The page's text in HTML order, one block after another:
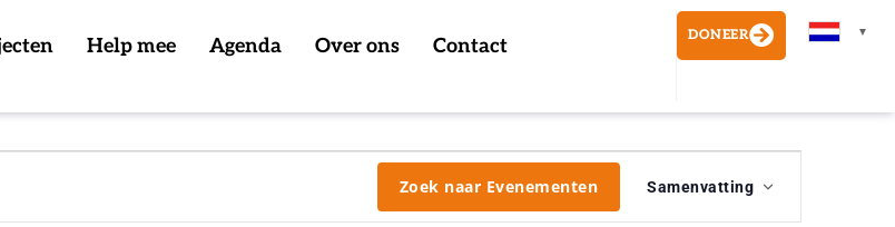
Help mee Agenda Over ons Contact DONEER ▼
Zoek naar Evenementen
Evenement
weergaven
Samenvatting